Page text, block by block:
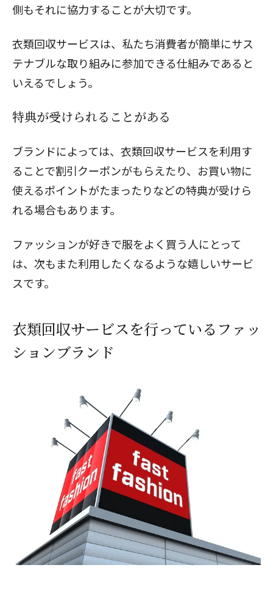
側もそれに協力することが大切です。
衣類回収サービスは、私たち消費者が簡単にサス
テナブルな取り組みに参加できる仕組みであると
いえるでしょう。
特典が受けられることがある
ブランドによっては、衣類回収サービスを利用す
ることで割引クーポンがもらえたり、お買い物に
使えるポイントがたまったりなどの特典が受けら
れる場合もあります。
ファッションが好きで服をよく買う人にとって
は、次もまた利用したくなるような嬉しいサービ
スです。
衣類回収サービスを行っているファッ
ションブランド